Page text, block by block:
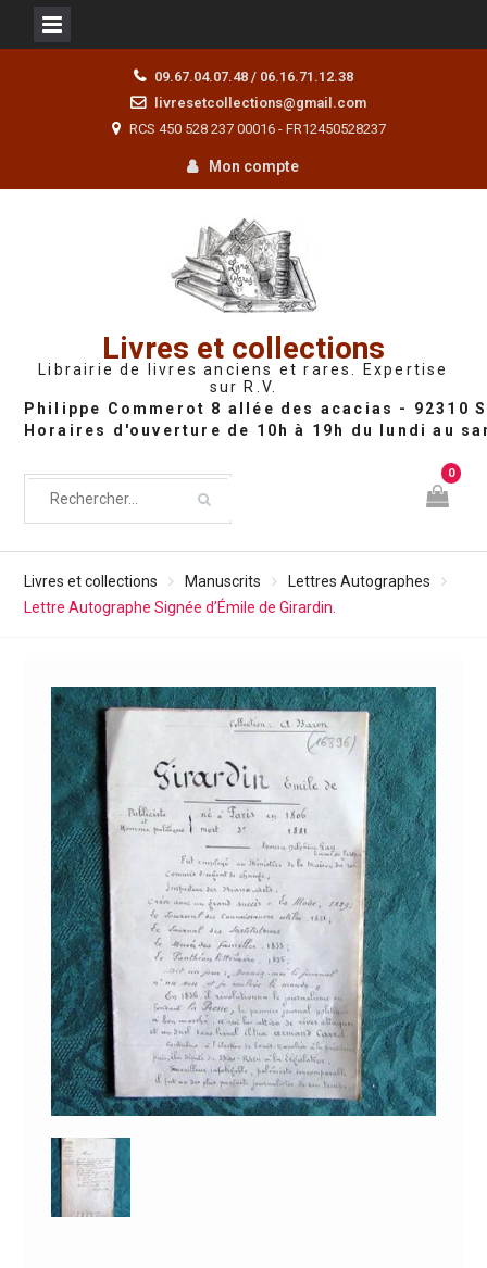
09.67.04.07.48 / 06.16.71.12.38
livresetcollections@gmail.com
RCS 450 528 237 00016 - FR12450528237
Mon compte
Livres et collections
Librairie de livres anciens et rares. Expertise
sur R.V.
0
Livres et collections Manuscrits
Lettres Autographes
Lettre Autographe Signée d’Émile de Girardin.